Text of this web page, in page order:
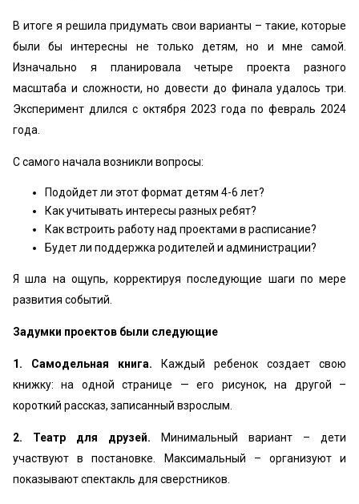
В итоге я решила придумать свои варианты – такие, которые
были бы интересны не только детям, но и мне самой.
Изначально я планировала четыре проекта разного
масштаба и сложности, но довести до финала удалось три.
Эксперимент длился с октября 2023 года по февраль 2024
года.
С самого начала возникли вопросы:
Подойдет ли этот формат детям 4-6 лет?
Как учитывать интересы разных ребят?
Как встроить работу над проектами в расписание?
Будет ли поддержка родителей и администрации?
Я шла на ощупь, корректируя последующие шаги по мере
развития событий.
Задумки проектов были следующие
1. Самодельная книга.
Каждый ребенок создает свою
книжку: на одной странице — его рисунок, на другой –
короткий рассказ, записанный взрослым.
2. Театр для друзей.
Минимальный вариант – дети
участвуют в постановке. Максимальный – организуют и
показывают спектакль для сверстников.